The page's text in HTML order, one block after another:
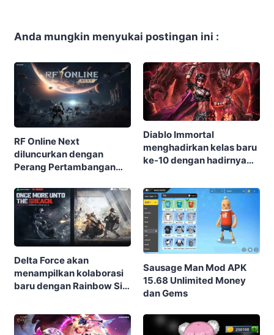
Anda mungkin menyukai postingan ini :
RF Online Next
diluncurkan dengan
Perang Pertambangan
keren, dan robot-robot
raksasa di perangkat
seluler dan PC
Diablo Immortal
menghadirkan kelas baru
ke-10 dengan hadirnya
Delta Force akan
menampilkan kolaborasi
baru dengan Rainbow Six
Sausage Man Mod APK
15.68 Unlimited Money
dan Gems